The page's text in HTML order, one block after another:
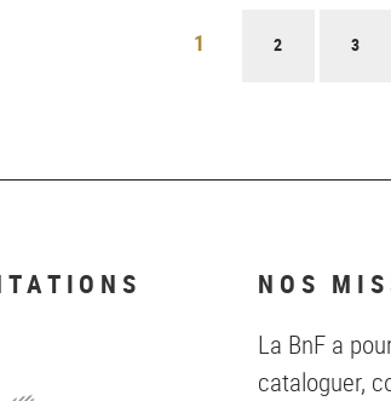
1 2 3
NOS
La BnF a
cataloguer,